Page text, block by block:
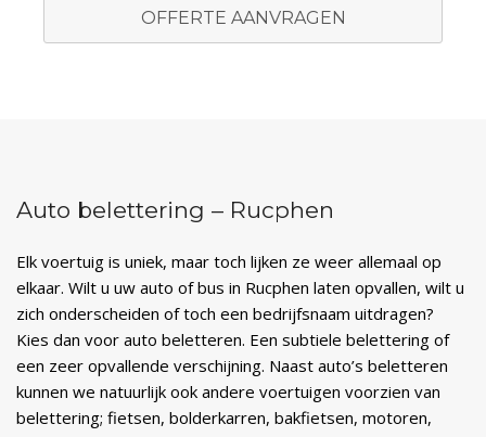
OFFERTE AANVRAGEN
Auto belettering – Rucphen
Elk voertuig is uniek, maar toch lijken ze weer allemaal op
elkaar. Wilt u uw auto of bus in Rucphen laten opvallen, wilt u
zich onderscheiden of toch een bedrijfsnaam uitdragen?
Kies dan voor auto beletteren. Een subtiele belettering of
een zeer opvallende verschijning. Naast auto’s beletteren
kunnen we natuurlijk ook andere voertuigen voorzien van
belettering; fietsen, bolderkarren, bakfietsen, motoren,